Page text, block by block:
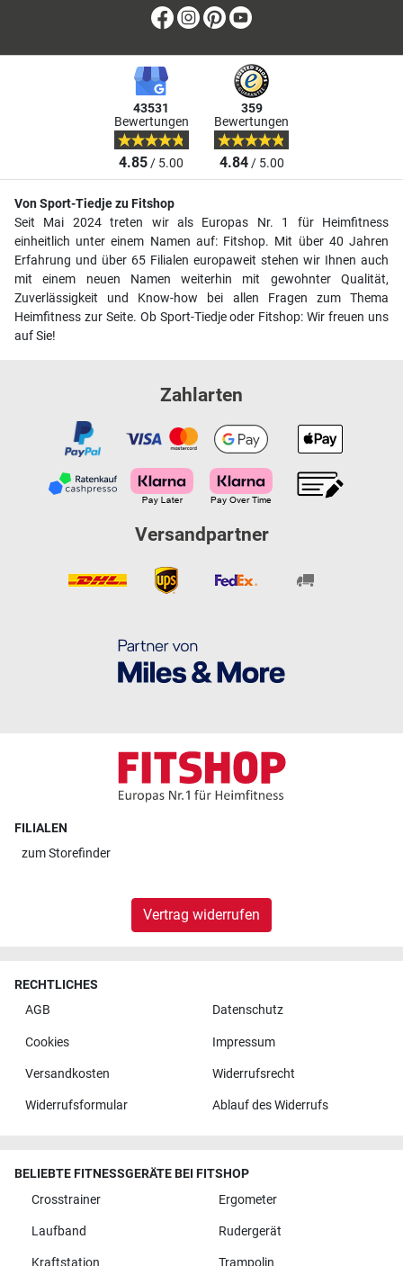
Facebook
Instagram
Pinterest
43531
Bewertungen
4.85/ 5.00
359
Bewertungen
4.84/ 5.00
Von Sport-Tiedje zu Fitshop
Seit Mai 2024 treten wir als Europas Nr. 1 für Heimfitness
einheitlich unter einem Namen auf: Fitshop. Mit über 40 Jahren
Erfahrung und über 65 Filialen europaweit stehen wir Ihnen auch
mit einem neuen Namen weiterhin mit gewohnter Qualität,
Zuverlässigkeit und Know-how bei allen Fragen zum Thema
Heimfitness zur Seite. Ob Sport-Tiedje oder Fitshop: Wir freuen uns
auf Sie!
Zahlarten
Versandpartner
FILIALEN
zumStorefinder
Vertrag widerrufen
RECHTLICHES
AGB
Datenschutz
Cookies Impressum
Versandkosten Widerrufsrecht
Widerrufsformular Ablauf des Widerrufs
BELIEBTE FITNESSGERÄTE BEI FITSHOP
Crosstrainer
Ergometer
Laufband Rudergerät